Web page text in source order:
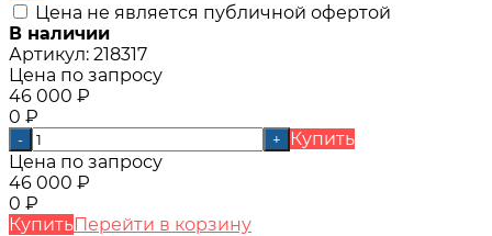
Цена не является публичной офертой
В наличии
Артикул: 218317
Цена по запросу
46 000 ₽
0 ₽
- +
Купить
Цена по запросу
46 000 ₽
0 ₽
КупитьПерейти в корзину